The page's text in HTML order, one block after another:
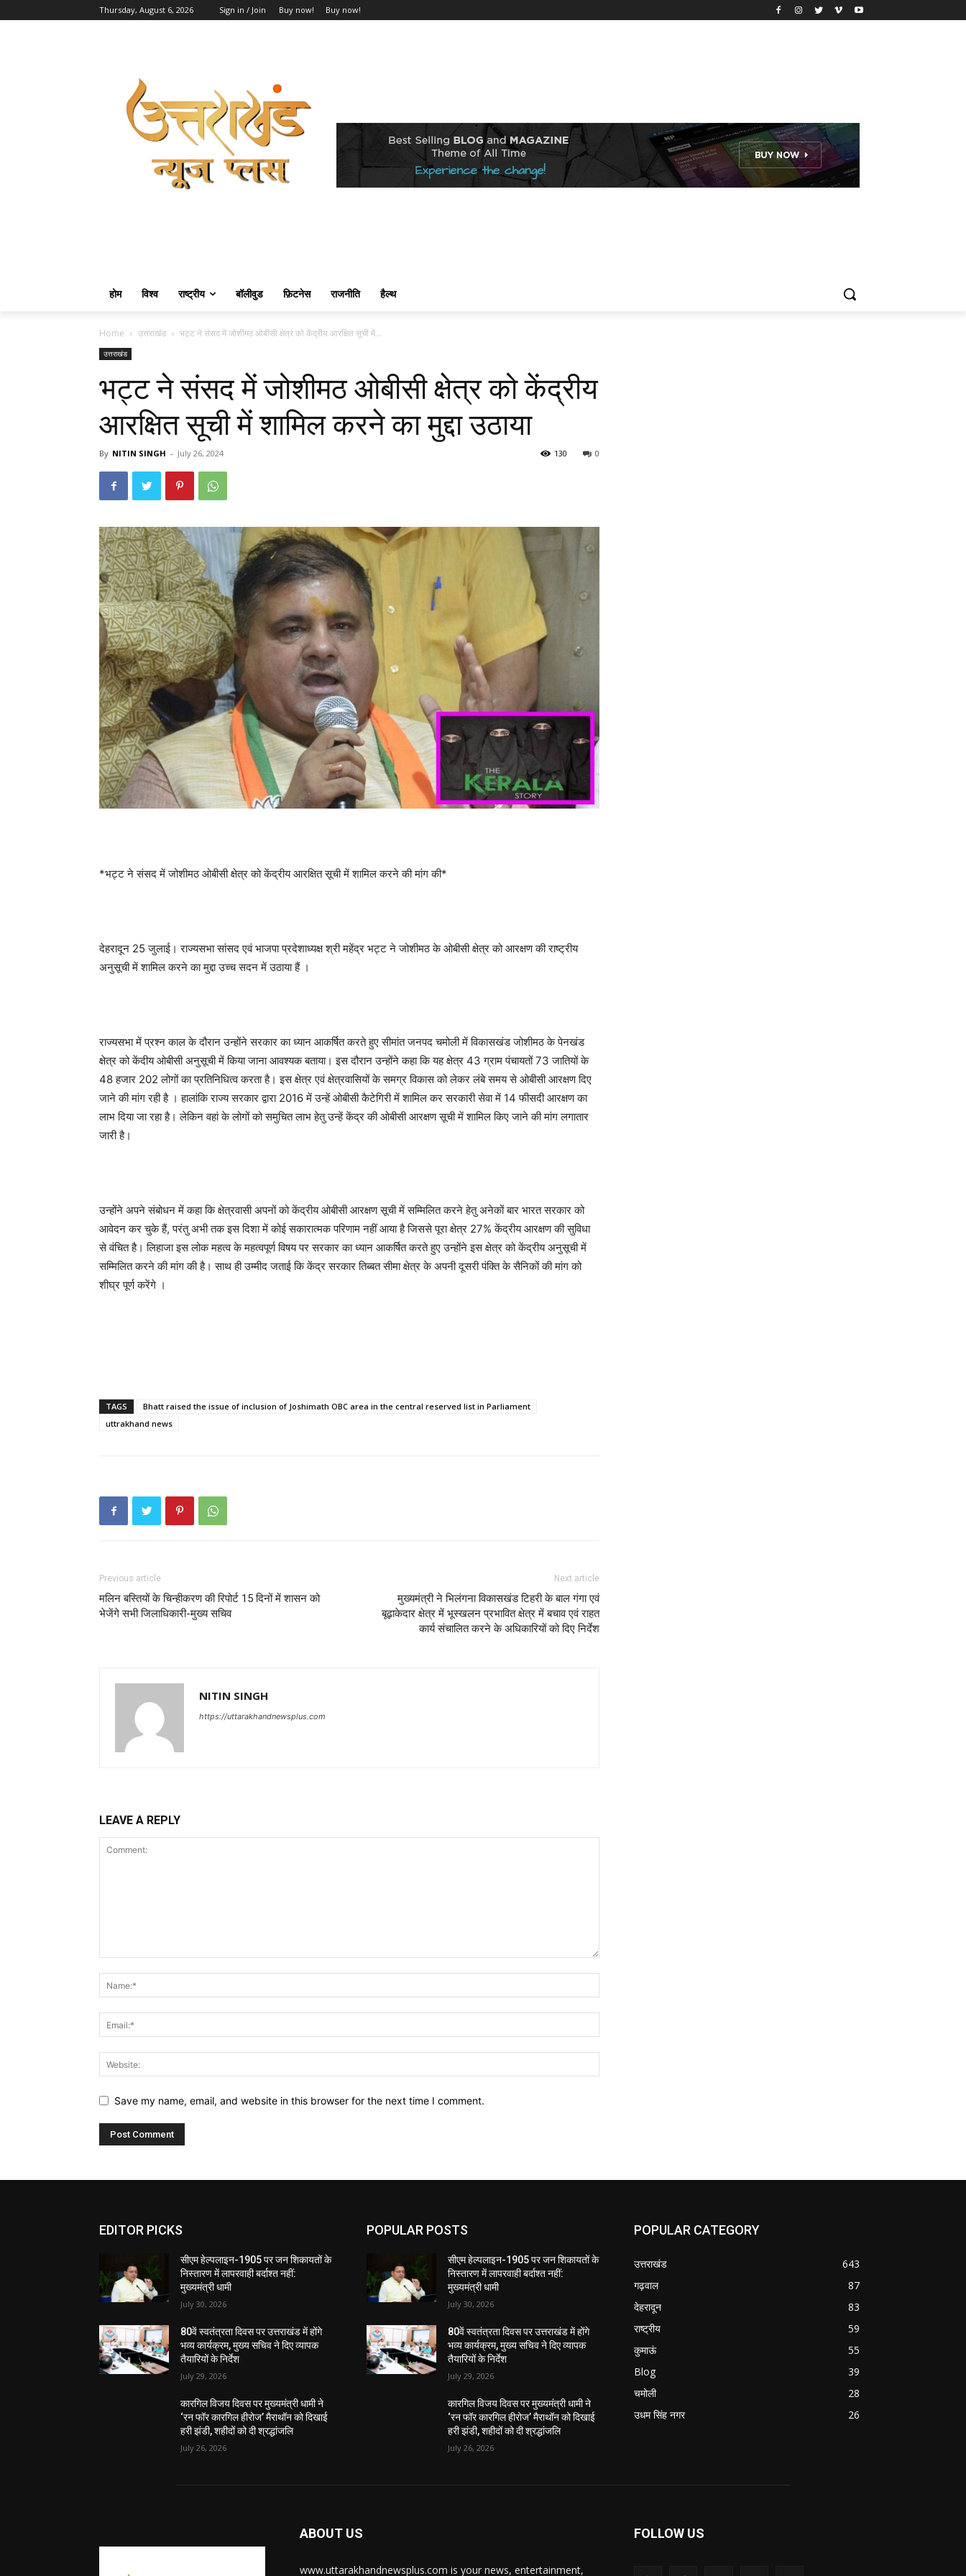
Thursday, August 6, 2026 Sign in / Join Buy now! Buy now!
होम विश्व राष्ट्रीय बॉलीवुड फ़िटनेस राजनीति हैल्थ
Home उत्तराखंड भट्ट ने संसद में जोशीमठ ओबीसी क्षेत्र को केंद्रीय आरक्षित सूची में...
उत्तराखंड
भट्ट ने संसद में जोशीमठ ओबीसी क्षेत्र को केंद्रीय
आरक्षित सूची में शामिल करने का मुद्दा उठाया
By NITIN SINGH - July 26, 2024 0
130
*भट्ट ने संसद में जोशीमठ ओबीसी क्षेत्र को केंद्रीय आरक्षित सूची में शामिल करने की मांग की*
देहरादून 25 जुलाई। राज्यसभा सांसद एवं भाजपा प्रदेशाध्यक्ष श्री महेंद्र भट्ट ने जोशीमठ के ओबीसी क्षेत्र को आरक्षण की राष्ट्रीय
अनुसूची में शामिल करने का मुद्दा उच्च सदन में उठाया हैं ।
राज्यसभा में प्रश्न काल के दौरान उन्होंने सरकार का ध्यान आकर्षित करते हुए सीमांत जनपद चमोली में विकासखंड जोशीमठ के पेनखंड
क्षेत्र को केंदीय ओबीसी अनुसूची में किया जाना आवश्यक बताया। इस दौरान उन्होंने कहा कि यह क्षेत्र 43 ग्राम पंचायतों 73 जातियों के
48 हजार 202 लोगों का प्रतिनिधित्व करता है। इस क्षेत्र एवं क्षेत्रवासियों के समग्र विकास को लेकर लंबे समय से ओबीसी आरक्षण दिए
जाने की मांग रही है । हालांकि राज्य सरकार द्वारा 2016 में उन्हें ओबीसी कैटेगिरी में शामिल कर सरकारी सेवा में 14 फीसदी आरक्षण का
लाभ दिया जा रहा है। लेकिन वहां के लोगों को समुचित लाभ हेतु उन्हें केंद्र की ओबीसी आरक्षण सूची में शामिल किए जाने की मांग लगातार
जारी है।
उन्होंने अपने संबोधन में कहा कि क्षेत्रवासी अपनों को केंद्रीय ओबीसी आरक्षण सूची में सम्मिलित करने हेतु अनेकों बार भारत सरकार को
आवेदन कर चुके हैं, परंतु अभी तक इस दिशा में कोई सकारात्मक परिणाम नहीं आया है जिससे पूरा क्षेत्र 27% केंद्रीय आरक्षण की सुविधा
से वंचित है। लिहाजा इस लोक महत्व के महत्वपूर्ण विषय पर सरकार का ध्यान आकर्षित करते हुए उन्होंने इस क्षेत्र को केंद्रीय अनुसूची में
सम्मिलित करने की मांग की है। साथ ही उम्मीद जताई कि केंद्र सरकार तिब्बत सीमा क्षेत्र के अपनी दूसरी पंक्ति के सैनिकों की मांग को
शीघ्र पूर्ण करेंगे ।
TAGS
Bhatt raised the issue of inclusion of Joshimath OBC area in the central reserved list in Parliament
uttrakhand news
Previous article
मलिन बस्तियों के चिन्हीकरण की रिपोर्ट 15 दिनों में शासन को
भेजेंगे सभी जिलाधिकारी-मुख्य सचिव
Next article
मुख्यमंत्री ने भिलंगना विकासखंड टिहरी के बाल गंगा एवं
बूढ़ाकेदार क्षेत्र में भूस्खलन प्रभावित क्षेत्र में बचाव एवं राहत
कार्य संचालित करने के अधिकारियों को दिए निर्देश
NITIN SINGH
https://uttarakhandnewsplus.com
LEAVE A REPLY
Save my name, email, and website in this browser for the next time I comment.
EDITOR PICKS
सीएम हेल्पलाइन-1905 पर जन शिकायतों के
निस्तारण में लापरवाही बर्दाश्त नहीं:
मुख्यमंत्री धामी
July 30, 2026
80वें स्वतंत्रता दिवस पर उत्तराखंड में होंगे
भव्य कार्यक्रम, मुख्य सचिव ने दिए व्यापक
तैयारियों के निर्देश
July 29, 2026
कारगिल विजय दिवस पर मुख्यमंत्री धामी ने
‘रन फॉर कारगिल हीरोज’ मैराथॉन को दिखाई
हरी झंडी, शहीदों को दी श्रद्धांजलि
July 26, 2026
POPULAR POSTS
सीएम हेल्पलाइन-1905 पर जन शिकायतों के
निस्तारण में लापरवाही बर्दाश्त नहीं:
मुख्यमंत्री धामी
July 30, 2026
80वें स्वतंत्रता दिवस पर उत्तराखंड में होंगे
भव्य कार्यक्रम, मुख्य सचिव ने दिए व्यापक
तैयारियों के निर्देश
July 29, 2026
कारगिल विजय दिवस पर मुख्यमंत्री धामी ने
‘रन फॉर कारगिल हीरोज’ मैराथॉन को दिखाई
हरी झंडी, शहीदों को दी श्रद्धांजलि
July 26, 2026
POPULAR CATEGORY
उत्तराखंड
643
गढ़वाल
87
देहरादून
83
राष्ट्रीय
59
कुमाऊं
55
Blog
39
चमोली
28
उधम सिंह नगर
26
ABOUT US
www.uttarakhandnewsplus.com is your news, entertainment,
FOLLOW US